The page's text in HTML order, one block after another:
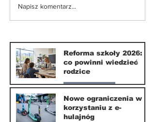
Nowe ograniczenia w
Napisz komentarz...
Reforma szkoły 2026:
co powinni wiedzieć
rodzice
Nasze miasto
10 lip
Nowe ograniczenia w
korzystaniu z e-
hulajnóg